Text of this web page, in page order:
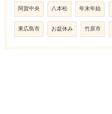
阿賀中央 八本松 年末年始
東広島市 お盆休み 竹原市